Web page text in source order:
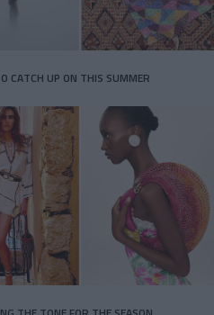
CATCH UP ON THIS SUMMER